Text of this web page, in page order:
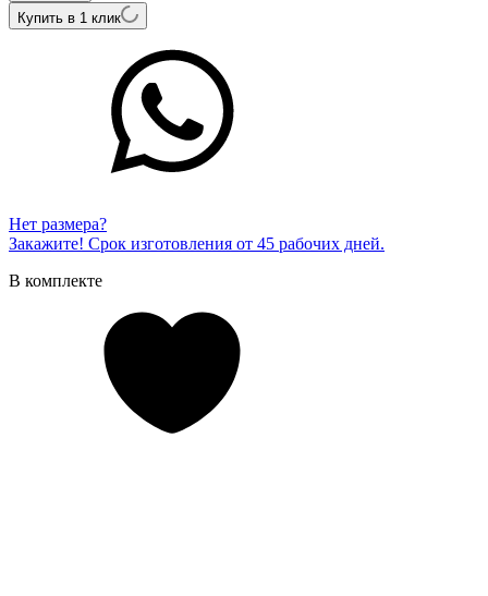
Купить в 1 клик
Нет размера?
Закажите! Срок изготовления от 45 рабочих дней.
В комплекте